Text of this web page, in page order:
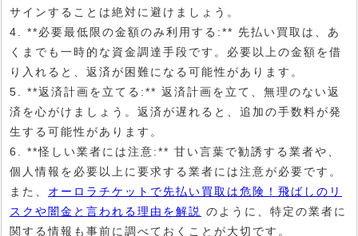
サインすることは絶対に避けましょう。
4. **必要最低限の金額のみ利用する:** 先払い買取は、あ
くまでも一時的な資金調達手段です。必要以上の金額を借
り入れると、返済が困難になる可能性があります。
5. **返済計画を立てる:** 返済計画を立て、無理のない返
済を心がけましょう。返済が遅れると、追加の手数料が発
生する可能性があります。
6. **怪しい業者には注意:** 甘い言葉で勧誘する業者や、
個人情報を必要以上に要求する業者には注意が必要です。
また、 オーロラチケットで先払い買取は危険！飛ばしのリ
スクや闇金と言われる理由を解説
のように、特定の業者に
関する情報も事前に調べておくことが大切です。